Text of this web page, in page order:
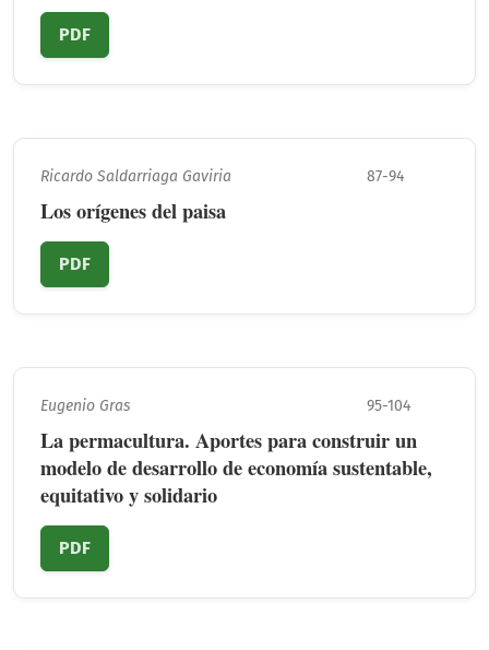
PDF
Ricardo Saldarriaga Gaviria 87-94
Los orígenes del paisa
PDF
Eugenio Gras 95-104
La permacultura. Aportes para construir un
modelo de desarrollo de economía sustentable,
equitativo y solidario
PDF